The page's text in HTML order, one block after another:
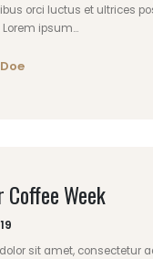
orci luctus et ultrices
ipsum...
Coffee Week
sit amet, consectetur